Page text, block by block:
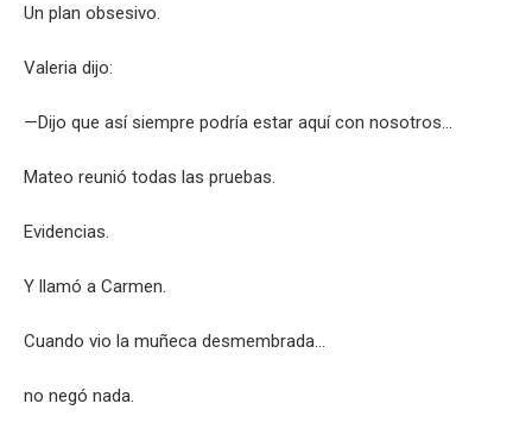
Un plan obsesivo.
Valeria dijo:
—Dijo que así siempre podría estar aquí con nosotros…
Mateo reunió todas las pruebas.
Evidencias.
Y llamó a Carmen.
Cuando vio la muñeca desmembrada…
no negó nada.